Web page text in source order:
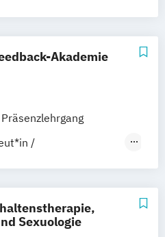
/
Training
Akademie
/
(Schwerpunkt
Sexuologie